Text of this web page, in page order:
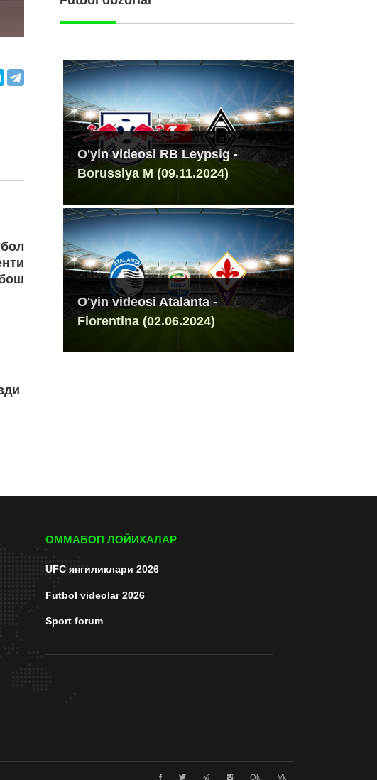
O'yin videosi RB Leypsig -
Borussiya M (09.11.2024)
O'yin videosi Atalanta -
Fiorentina (02.06.2024)
ОММАБОП ЛОЙИХАЛАР
UFC янгиликлари 2026
Futbol videolar 2026
Sport forum
Ok Vk